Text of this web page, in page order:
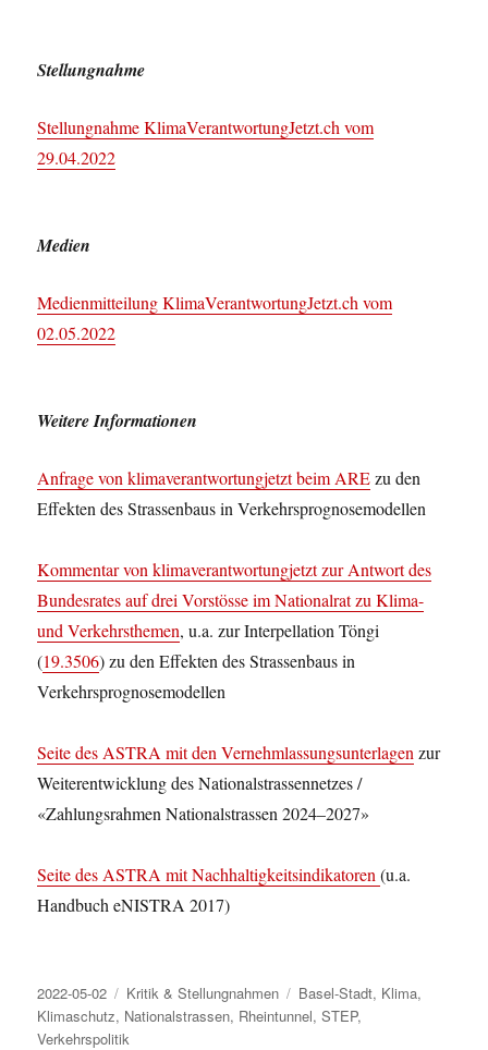
Stellungnahme
Stellungnahme KlimaVerantwortungJetzt.ch vom
29.04.2022
Medien
Medienmitteilung KlimaVerantwortungJetzt.ch vom
02.05.2022
Weitere Informationen
Anfrage von klimaverantwortungjetzt beim AREzu den
Effekten des Strassenbaus in Verkehrsprognosemodellen
Kommentar von klimaverantwortungjetzt zur Antwort des
Bundesrates auf drei Vorstösse im Nationalrat zu Klima-
und Verkehrsthemen, u.a. zur Interpellation Töngi
(19.3506) zu den Effekten des Strassenbaus in
Verkehrsprognosemodellen
Seite des ASTRA mit den Vernehmlassungsunterlagen zur
Weiterentwicklung des Nationalstrassennetzes /
«Zahlungsrahmen Nationalstrassen 2024–2027»
Seite des ASTRA mit Nachhaltigkeitsindikatoren(u.a.
Handbuch eNISTRA 2017)
Veröffentlicht
am
2022-05-02 Kategorien
Kritik & Stellungnahmen Schlagwörter
Basel-Stadt, Klima,
Klimaschutz, Nationalstrassen, Rheintunnel,STEP,
Verkehrspolitik